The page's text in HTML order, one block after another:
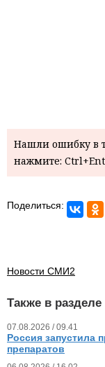
Нашли ошибку в
нажмите:
Поделиться:
Новости СМИ2
Также в разделе
07.08.2026 / 09.41
Россия запустила
препаратов